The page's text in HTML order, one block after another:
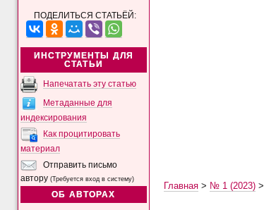
ПОДЕЛИТЬСЯ СТАТЬЁЙ:
ИНСТРУМЕНТЫ ДЛЯ
СТАТЬИ
Напечатать эту статью
Метаданные для
индексирования
Как процитировать
материал
Отправить письмо
автору(Требуется вход в систему)
ОБ АВТОРАХ
Главная> № 1 (2023)>